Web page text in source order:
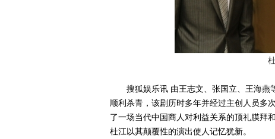
搜狐娱乐讯 由王志文、张国立、王海燕
顺利杀青，该剧历时多年并经过主创人员多
了一场当代中国商人对利益关系的顶礼膜拜
杜江以其颠覆性的演出使人记忆犹新。